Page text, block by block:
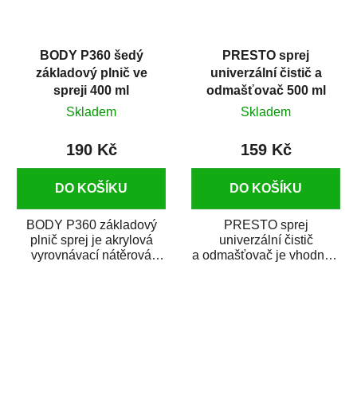
BODY P360 šedý
základový plnič ve
spreji 400 ml
Skladem
190 Kč
DO KOŠÍKU
BODY P360 základový
plnič sprej je akrylová
vyrovnávací nátěrová
PRESTO sprej
univerzální čistič a
odmašťovač 500 ml
Skladem
159 Kč
DO KOŠÍKU
PRESTO sprej
univerzální čistič
a odmašťovač je vhodný k